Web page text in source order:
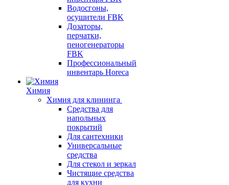
Водосгоны,
осушители FBK
Дозаторы,
перчатки,
пеногенераторы
FBK
Профессиональный
инвентарь Horeca
Химия
Химия для клининга
Средства для
напольных
покрытий
Для сантехники
Универсальные
средства
Для стекол и зеркал
Чистящие средства
для кухни